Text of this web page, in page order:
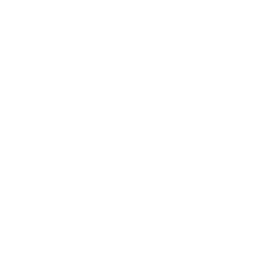
Financieras Interbancarias Mundiales"), una red
por letras y números. El BIC es necesario para
casos, optan tener un código SWIFT específico para
XXX, se refiere a la sede bancaria central. Si no, se
la cuenta de su destinatario y anular el pago.
y pedir que se anule la transferencia.